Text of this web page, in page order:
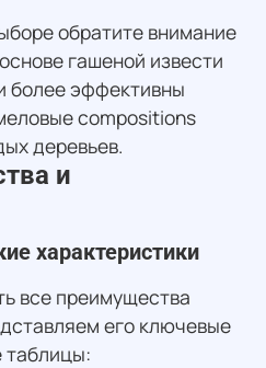
обратите внимание
гашеной извести
более эффективны
compositions
деревьев.
и
характеристики
все преимущества
его ключевые
таблицы: